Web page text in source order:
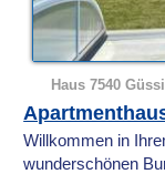
Haus 7540
Willkommen in
wunderschönen